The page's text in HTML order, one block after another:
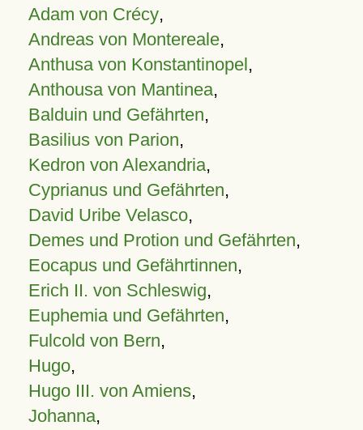
Adam von Crécy,
Andreas von Montereale,
Anthusa von Konstantinopel,
Anthousa von Mantinea,
Balduin und Gefährten,
Basilius von Parion,
Kedron von Alexandria,
Cyprianus und Gefährten,
David Uribe Velasco,
Demes und Protion und Gefährten,
Eocapus und Gefährtinnen,
Erich II. von Schleswig,
Euphemia und Gefährten,
Fulcold von Bern,
Hugo,
Hugo III. von Amiens,
Johanna,